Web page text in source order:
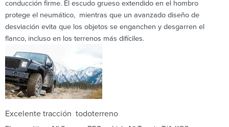
conducción firme. El escudo grueso extendido en el hombro
protege el neumático, mientras que un avanzado diseño de
desviación evita que los objetos se enganchen y desgarren el
flanco, incluso en los terrenos más difíciles.
Excelente tracción todoterreno